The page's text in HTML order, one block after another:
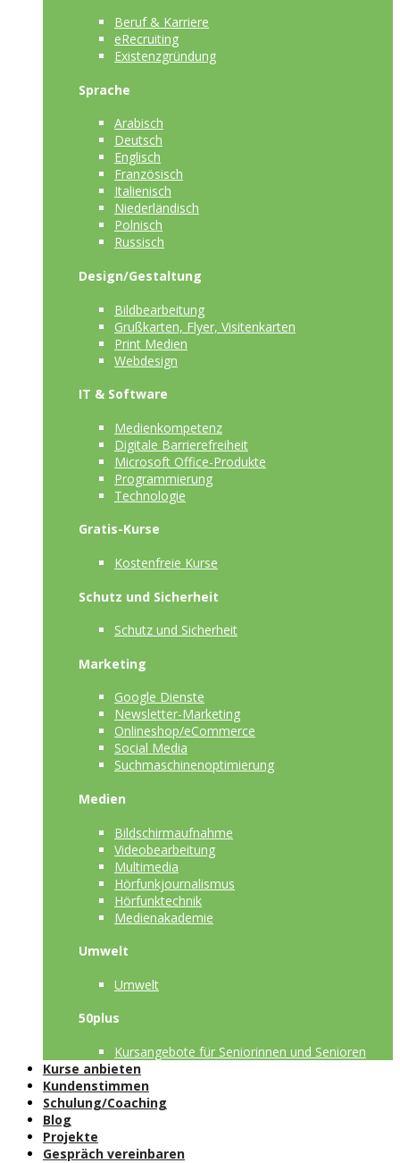
Beruf & Karriere
eRecruiting
Existenzgründung
Sprache
Arabisch
Deutsch
Englisch
Französisch
Italienisch
Niederländisch
Polnisch
Russisch
Design/Gestaltung
Bildbearbeitung
Grußkarten, Flyer, Visitenkarten
Print Medien
Webdesign
IT & Software
Medienkompetenz
Digitale Barrierefreiheit
Microsoft Office-Produkte
Programmierung
Technologie
Gratis-Kurse
Kostenfreie Kurse
Schutz und Sicherheit
Schutz und Sicherheit
Marketing
Google Dienste
Newsletter-Marketing
Onlineshop/eCommerce
Social Media
Suchmaschinenoptimierung
Medien
Bildschirmaufnahme
Videobearbeitung
Multimedia
Hörfunkjournalismus
Hörfunktechnik
Medienakademie
Umwelt
Umwelt
50plus
Kursangebote für Seniorinnen und Senioren
Kurse anbieten
Kundenstimmen
Schulung/Coaching
Blog
Projekte
Gespräch vereinbaren